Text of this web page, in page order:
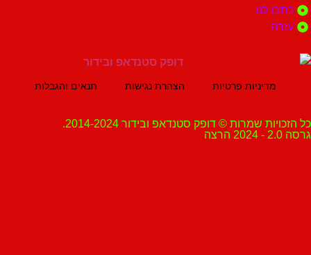
לנו
מדיניות פרטיות הצהרת נגישות תנאים והגבלות
שמרות © דופק סטנדאפ ובידור 2014-2024.